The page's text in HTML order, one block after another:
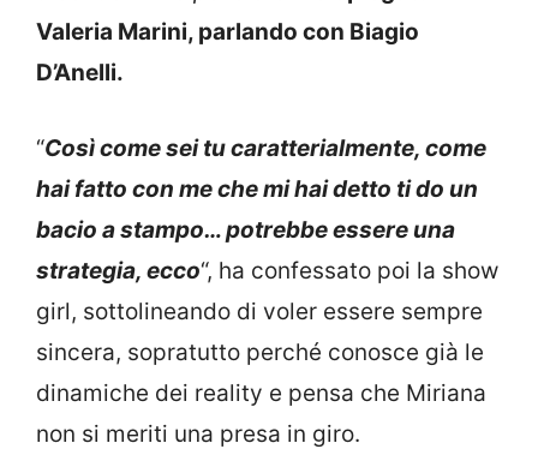
Valeria Marini, parlando con Biagio
D’Anelli.
“Così come sei tu caratterialmente, come
hai fatto con me che mi hai detto ti do un
bacio a stampo… potrebbe essere una
strategia, ecco“, ha confessato poi la show
girl, sottolineando di voler essere sempre
sincera, sopratutto perché conosce già le
dinamiche dei reality e pensa che Miriana
non si meriti una presa in giro.